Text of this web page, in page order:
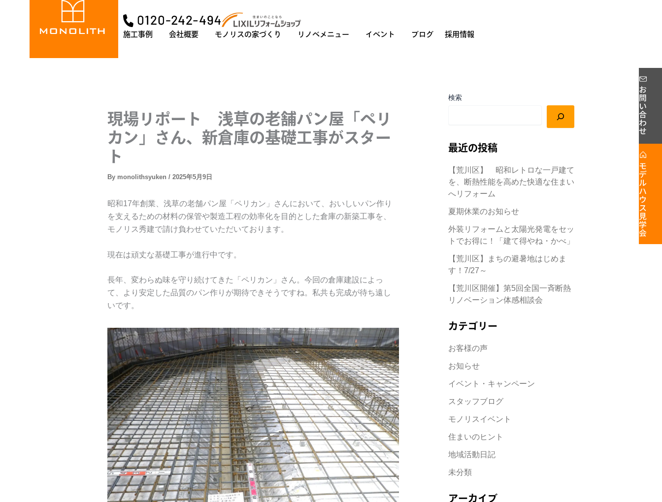
施工事例 会社概要 モノリスの家づくり リノベメニュー イベント ブログ 採用情報
現場リポート 浅草の老舗パン屋「ペリ
カン」さん、新倉庫の基礎工事がスター
ト
By monolithsyuken / 2025年5月9日
昭和17年創業、浅草の老舗パン屋「ペリカン」さんにおいて、おいしいパン作り
を支えるための材料の保管や製造工程の効率化を目的とした倉庫の新築工事を、
モノリス秀建で請け負わせていただいております。
現在は頑丈な基礎工事が進行中です。
長年、変わらぬ味を守り続けてきた「ペリカン」さん。今回の倉庫建設によっ
て、より安定した品質のパン作りが期待できそうですね。私共も完成が待ち遠し
いです。
検索
最近の投稿
【荒川区】 昭和レトロな一戸建て
を、断熱性能を高めた快適な住まい
へリフォーム
夏期休業のお知らせ
外装リフォームと太陽光発電をセッ
トでお得に！「建て得やね・かべ」
【荒川区】まちの避暑地はじめま
す！7/27～
【荒川区開催】第5回全国一斉断熱
リノベーション体感相談会
カテゴリー
お客様の声
お知らせ
イベント・キャンペーン
スタッフブログ
モノリスイベント
住まいのヒント
地域活動日記
未分類
アーカイブ